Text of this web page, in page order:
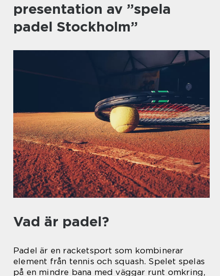
presentation av ”spela
padel Stockholm”
Vad är padel?
Padel är en racketsport som kombinerar
element från tennis och squash. Spelet spelas
på en mindre bana med väggar runt omkring,